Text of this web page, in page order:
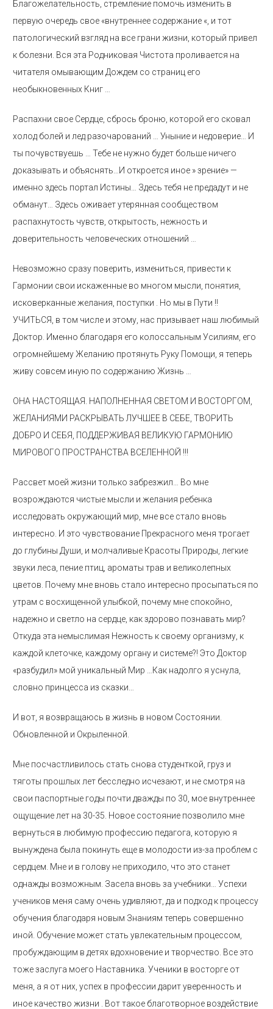
Благожелательность, стремление помочь изменить в
первую очередь свое «внутреннее содержание «, и тот
патологический взгляд на все грани жизни, который привел
к болезни. Вся эта Родниковая Чистота проливается на
читателя омывающим Дождем со страниц его
необыкновенных Книг …
Распахни свое Сердце, сбрось броню, которой его сковал
холод болей и лед разочарований … Уныние и недоверие… И
ты почувствуешь … Тебе не нужно будет больше ничего
доказывать и объяснять…И откроется иное » зрение» —
именно здесь портал Истины… Здесь тебя не предадут и не
обманут… Здесь оживает утерянная сообществом
распахнутость чувств, открытость, нежность и
доверительность человеческих отношений …
Невозможно сразу поверить, измениться, привести к
Гармонии свои искаженные во многом мысли, понятия,
исковерканные желания, поступки . Но мы в Пути !!
УЧИТЬСЯ, в том числе и этому, нас призывает наш любимый
Доктор. Именно благодаря его колоссальным Усилиям, его
огромнейшему Желанию протянуть Руку Помощи, я теперь
живу совсем иную по содержанию Жизнь …
ОНА НАСТОЯЩАЯ. НАПОЛНЕННАЯ СВЕТОМ И ВОСТОРГОМ,
ЖЕЛАНИЯМИ РАСКРЫВАТЬ ЛУЧШЕЕ В СЕБЕ, ТВОРИТЬ
ДОБРО И СЕБЯ, ПОДДЕРЖИВАЯ ВЕЛИКУЮ ГАРМОНИЮ
МИРОВОГО ПРОСТРАНСТВА ВСЕЛЕННОЙ !!!
Рассвет моей жизни только забрезжил… Во мне
возрождаются чистые мысли и желания ребенка
исследовать окружающий мир, мне все стало вновь
интересно. И это чувствование Прекрасного меня трогает
до глубины Души, и молчаливые Красоты Природы, легкие
звуки леса, пение птиц, ароматы трав и великолепных
цветов. Почему мне вновь стало интересно просыпаться по
утрам с восхищенной улыбкой, почему мне спокойно,
надежно и светло на сердце, как здорово познавать мир?
Откуда эта немыслимая Нежность к своему организму, к
каждой клеточке, каждому органу и системе?! Это Доктор
«разбудил» мой уникальный Мир …Как надолго я уснула,
словно принцесса из сказки…
И вот, я возвращаюсь в жизнь в новом Состоянии.
Обновленной и Окрыленной.
Мне посчастливилось стать снова студенткой, груз и
тяготы прошлых лет бесследно исчезают, и не смотря на
свои паспортные годы почти дважды по 30, мое внутреннее
ощущение лет на 30-35. Новое состояние позволило мне
вернуться в любимую профессию педагога, которую я
вынуждена была покинуть еще в молодости из-за проблем с
сердцем. Мне и в голову не приходило, что это станет
однажды возможным. Засела вновь за учебники… Успехи
учеников меня саму очень удивляют, да и подход к процессу
обучения благодаря новым Знаниям теперь совершенно
иной. Обучение может стать увлекательным процессом,
пробуждающим в детях вдохновение и творчество. Все это
тоже заслуга моего Наставника. Ученики в восторге от
меня, а я от них, успех в профессии дарит уверенность и
иное качество жизни . Вот такое благотворное воздействие